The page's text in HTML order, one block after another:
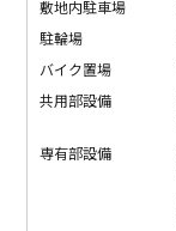
敷地内駐車場
駐輪場
バイク置場
共用部設備
専有部設備